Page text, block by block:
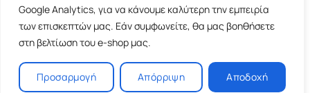
Google Analytics, για να κάνουμε καλύτερη την εμπειρία
των επισκεπτών μας. Εάν συμφωνείτε, θα μας βοηθήσετε
στη βελτίωση του e-shop μας.
Προσαρμογή Απόρριψη Αποδοχή
reserved.
Σόλωνος 98, 10680 Αθήνα | Τ:2103661200- F: 2103617791
E-shop and Premium Managed Hosting by